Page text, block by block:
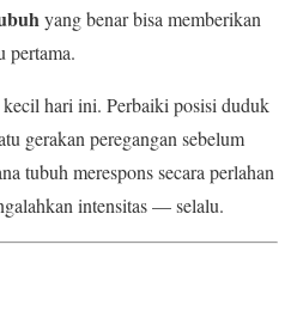
yang benar bisa memberikan
pertama.
hari ini. Perbaiki posisi duduk
gerakan peregangan sebelum
tubuh merespons secara perlahan
intensitas — selalu.